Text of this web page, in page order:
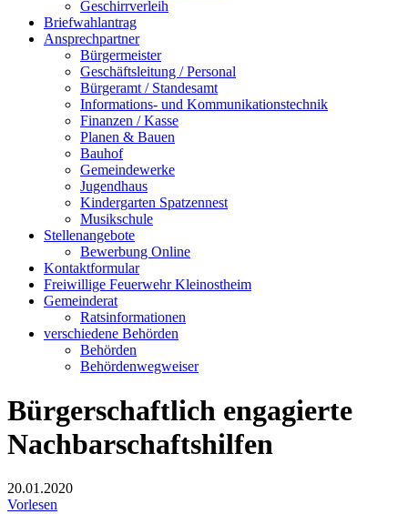
Geschirrverleih
Briefwahlantrag
Ansprechpartner
Bürgermeister
Geschäftsleitung / Personal
Bürgeramt / Standesamt
Informations- und Kommunikationstechnik
Finanzen / Kasse
Planen & Bauen
Bauhof
Gemeindewerke
Jugendhaus
Kindergarten Spatzennest
Musikschule
Stellenangebote
Bewerbung Online
Kontaktformular
Freiwillige Feuerwehr Kleinostheim
Gemeinderat
Ratsinformationen
verschiedene Behörden
Behörden
Behördenwegweiser
Bürgerschaftlich engagierte
Nachbarschaftshilfen
20.01.2020
Vorlesen